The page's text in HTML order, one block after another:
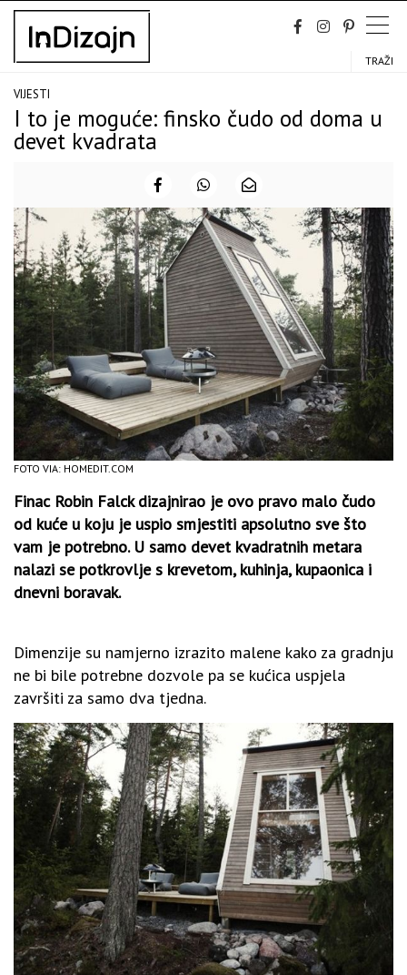
Skip
content
TRAŽI
VIJESTI
I to je moguće: finsko čudo od doma u
devet kvadrata
FOTO VIA: HOMEDIT.COM
Finac Robin Falck dizajnirao je ovo pravo malo čudo
od kuće u koju je uspio smjestiti apsolutno sve što
vam je potrebno. U samo devet kvadratnih metara
nalazi se potkrovlje s krevetom, kuhinja, kupaonica i
dnevni boravak.
Dimenzije su namjerno izrazito malene kako za gradnju
ne bi bile potrebne dozvole pa se kućica uspjela
završiti za samo dva tjedna.